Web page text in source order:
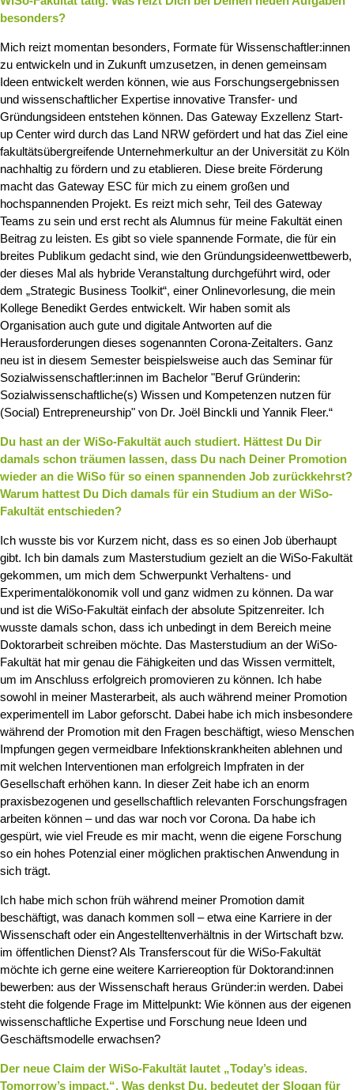
besonders?
Mich reizt momentan besonders, Formate für Wissenschaftler:innen
zu entwickeln und in Zukunft umzusetzen, in denen gemeinsam
Ideen entwickelt werden können, wie aus Forschungsergebnissen
und wissenschaftlicher Expertise innovative Transfer- und
Gründungsideen entstehen können. Das Gateway Exzellenz Start-
up Center wird durch das Land NRW gefördert und hat das Ziel eine
fakultätsübergreifende Unternehmerkultur an der Universität zu Köln
nachhaltig zu fördern und zu etablieren. Diese breite Förderung
macht das Gateway ESC für mich zu einem großen und
hochspannenden Projekt. Es reizt mich sehr, Teil des Gateway
Teams zu sein und erst recht als Alumnus für meine Fakultät einen
Beitrag zu leisten. Es gibt so viele spannende Formate, die für ein
breites Publikum gedacht sind, wie den Gründungsideenwettbewerb,
der dieses Mal als hybride Veranstaltung durchgeführt wird, oder
dem „Strategic Business Toolkit“, einer Onlinevorlesung, die mein
Kollege Benedikt Gerdes entwickelt. Wir haben somit als
Organisation auch gute und digitale Antworten auf die
Herausforderungen dieses sogenannten Corona-Zeitalters. Ganz
neu ist in diesem Semester beispielsweise auch das Seminar für
Sozialwissenschaftler:innen im Bachelor "Beruf Gründerin:
Sozialwissenschaftliche(s) Wissen und Kompetenzen nutzen für
(Social) Entrepreneurship" von Dr. Joël Binckli und Yannik Fleer.“
Du hast an der WiSo-Fakultät auch studiert. Hättest Du Dir
damals schon träumen lassen, dass Du nach Deiner Promotion
wieder an die WiSo für so einen spannenden Job zurückkehrst?
Warum hattest Du Dich damals für ein Studium an der WiSo-
Fakultät entschieden?
Ich wusste bis vor Kurzem nicht, dass es so einen Job überhaupt
gibt. Ich bin damals zum Masterstudium gezielt an die WiSo-Fakultät
gekommen, um mich dem Schwerpunkt Verhaltens- und
Experimentalökonomik voll und ganz widmen zu können. Da war
und ist die WiSo-Fakultät einfach der absolute Spitzenreiter. Ich
wusste damals schon, dass ich unbedingt in dem Bereich meine
Doktorarbeit schreiben möchte. Das Masterstudium an der WiSo-
Fakultät hat mir genau die Fähigkeiten und das Wissen vermittelt,
um im Anschluss erfolgreich promovieren zu können. Ich habe
sowohl in meiner Masterarbeit, als auch während meiner Promotion
experimentell im Labor geforscht. Dabei habe ich mich insbesondere
während der Promotion mit den Fragen beschäftigt, wieso Menschen
Impfungen gegen vermeidbare Infektionskrankheiten ablehnen und
mit welchen Interventionen man erfolgreich Impfraten in der
Gesellschaft erhöhen kann. In dieser Zeit habe ich an enorm
praxisbezogenen und gesellschaftlich relevanten Forschungsfragen
arbeiten können – und das war noch vor Corona. Da habe ich
gespürt, wie viel Freude es mir macht, wenn die eigene Forschung
so ein hohes Potenzial einer möglichen praktischen Anwendung in
sich trägt.
Ich habe mich schon früh während meiner Promotion damit
beschäftigt, was danach kommen soll – etwa eine Karriere in der
Wissenschaft oder ein Angestelltenverhältnis in der Wirtschaft bzw.
im öffentlichen Dienst? Als Transferscout für die WiSo-Fakultät
möchte ich gerne eine weitere Karriereoption für Doktorand:innen
bewerben: aus der Wissenschaft heraus Gründer:in werden. Dabei
steht die folgende Frage im Mittelpunkt: Wie können aus der eigenen
wissenschaftliche Expertise und Forschung neue Ideen und
Geschäftsmodelle erwachsen?
Der neue Claim der WiSo-Fakultät lautet „Today’s ideas.
Tomorrow’s impact.“. Was denkst Du, bedeutet der Slogan für